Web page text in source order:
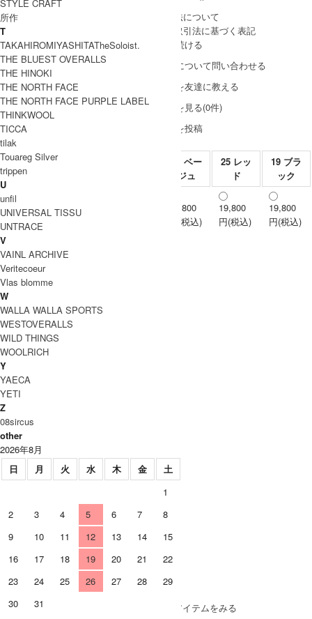
» 採寸方法について
» 特定商取引法に基づく表記
買い物を続ける
この商品について問い合わせる
この商品を友達に教える
レビューを見る(0件)
レビューを投稿
32 ベー
ジュ
25 レッ
ド
19 ブラ
ック
19,800
円(税込)
19,800
円(税込)
19,800
円(税込)
» もうすこしHARVESTY (ハーベスティ)のアイテムをみる
STYLE CRAFT
所作
T
TAKAHIROMIYASHITATheSoloist.
THE BLUEST OVERALLS
THE HINOKI
THE NORTH FACE
THE NORTH FACE PURPLE LABEL
THINKWOOL
TICCA
tilak
Touareg Silver
trippen
U
unfil
UNIVERSAL TISSU
UNTRACE
V
VAINL ARCHIVE
Veritecoeur
Vlas blomme
W
WALLA WALLA SPORTS
WESTOVERALLS
WILD THINGS
WOOLRICH
Y
YAECA
YETI
Z
08sircus
other
2026年8月
日
月 火 水 木 金
土
1
2
3 4 5 6 7
8
9
10 11 12 13 14
15
16
17 18 19 20 21
22
23
24 25 26 27 28
29
30
31